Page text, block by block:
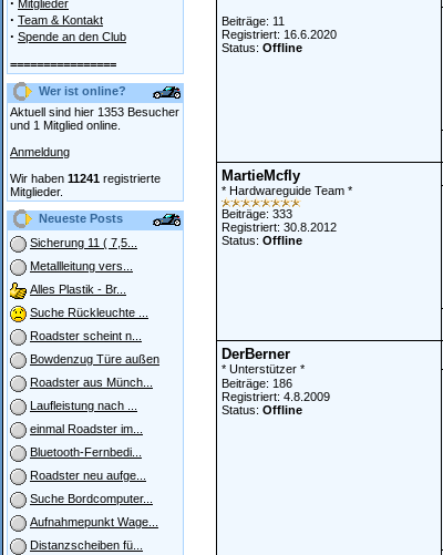
Mitglieder
· Team & Kontakt
· Spende an den Club
================
Wer ist online?
Aktuell sind hier 1353 Besucher
und 1 Mitglied online.
Anmeldung
Wir haben 11241 registrierte
Mitglieder.
Neueste Posts
Sicherung 11 ( 7,5...
Metallleitung vers...
Alles Plastik - Br...
Suche Rückleuchte ...
Roadster scheint n...
Bowdenzug Türe außen
Roadster aus Münch...
Laufleistung nach ...
einmal Roadster im...
Bluetooth-Fernbedi...
Roadster neu aufge...
Suche Bordcomputer...
Aufnahmepunkt Wage...
Distanzscheiben fü...
Beiträge: 11
Registriert: 16.6.2020
Status: Offline
MartieMcfly
* Hardwareguide Team *
Beiträge: 333
Registriert: 30.8.2012
Status: Offline
DerBerner
* Unterstützer *
Beiträge: 186
Registriert: 4.8.2009
Status: Offline